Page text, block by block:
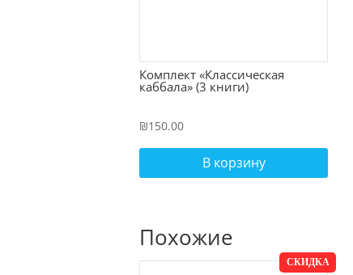
Комплект «Классическая
каббала» (3 книги)
₪150.00
В корзину
Похожие
СКИДКА